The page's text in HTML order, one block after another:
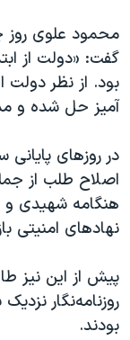
چهل سال
قانون شفافیت
اعتراضات مردمی
نرگس محمدی
همایش
صفحه‌های ویژه
گفت: «دولت از
بود. از نظر
آمیز حل شده و
در روزهای پایانی
اصلاح طلب از
هنگامه شهیدی و
نهادهای امنیتی
پیش از این نیز
روزنامه‌نگار
بودند.